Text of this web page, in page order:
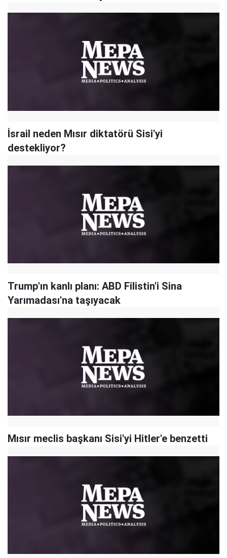
İsrail neden Mısır diktatörü Sisi'yi
destekliyor?
Trump'ın kanlı planı: ABD Filistin'i Sina
Yarımadası'na taşıyacak
Mısır meclis başkanı Sisi'yi Hitler'e benzetti